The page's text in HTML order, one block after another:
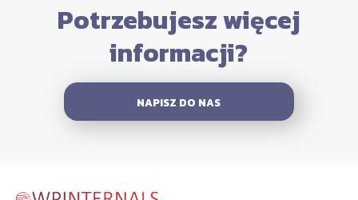
Potrzebujesz więcej
informacji?
NAPISZ DO NAS